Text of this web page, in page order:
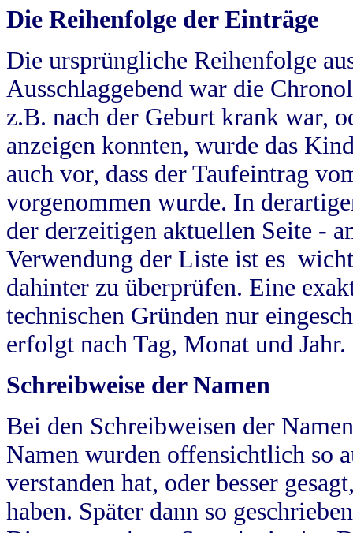
Die Reihenfolge der Einträge
Die ursprüngliche Reihenfolge
Ausschlaggebend war die
z.B. nach der Geburt krank war,
anzeigen konnten, wurde das
auch vor, dass der Taufeintrag
vorgenommen wurde. In
der derzeitigen aktuellen Seite -
Verwendung der Liste ist es
dahinter zu überprüfen. Eine
technischen Gründen nur
erfolgt nach Tag, Monat und Jahr.
Schreibweise der Namen
Bei den Schreibweisen der
Namen wurden offensichtlich so
verstanden hat, oder besser
haben. Später dann so